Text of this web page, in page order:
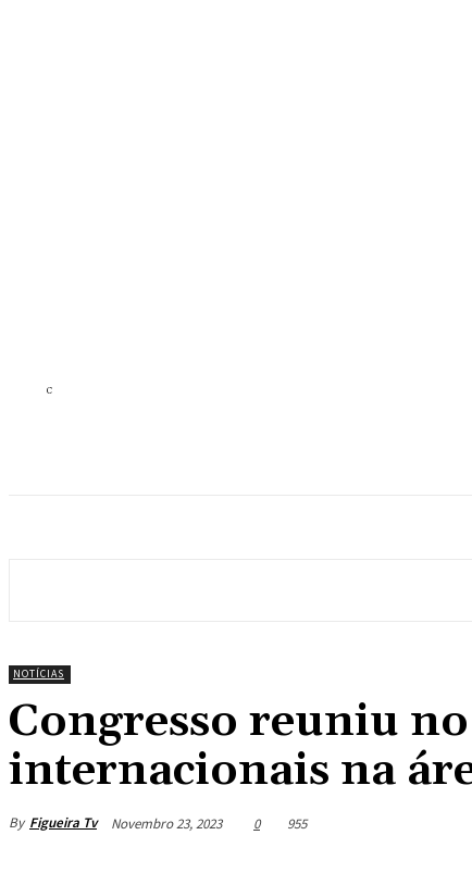
C
NOTÍCIAS
Congresso reuniu
internacionais na
By Figueira Tv Novembro 23, 2023 0 955